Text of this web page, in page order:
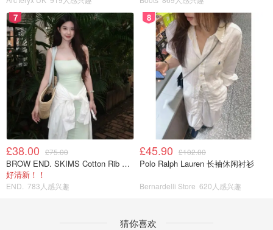
7
£38.00 £75.00
BROW END. SKIMS Cotton Rib 长款背心连衣裙 薄荷绿
好清新！！
END. 783人感兴趣
8
£45.90 £102.00
Polo Ralph Lauren 长袖休闲衬衫
Bernardelli Store 620人感兴趣
猜你喜欢